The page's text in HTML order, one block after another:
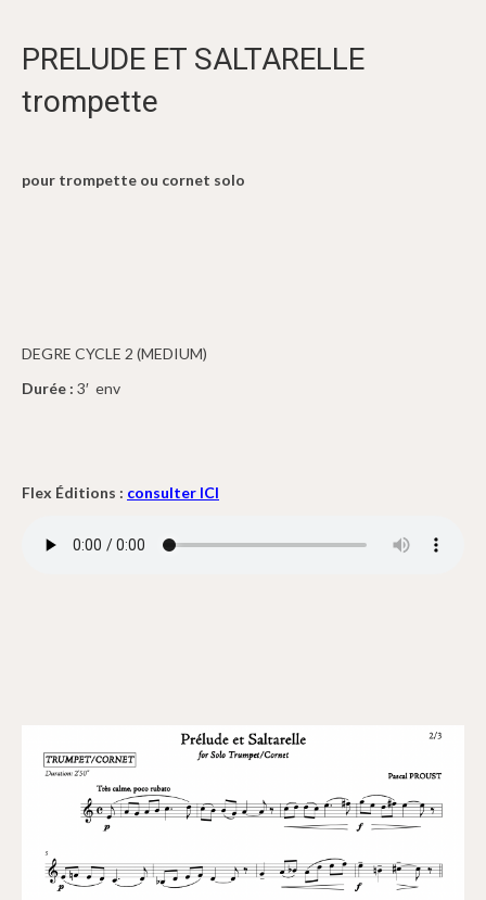
PRELUDE ET SALTARELLE
trompette
pour trompette ou cornet solo
DEGRE CYCLE 2 (MEDIUM)
Durée : 3′ env
Flex Éditions : consulter ICI